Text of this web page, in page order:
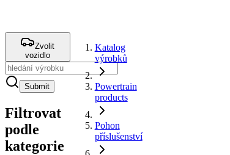
Zvolit
vozidlo
Submit
Filtrovat
podle
kategorie
Katalog
výrobků
Powertrain
products
Pohon
příslušenství